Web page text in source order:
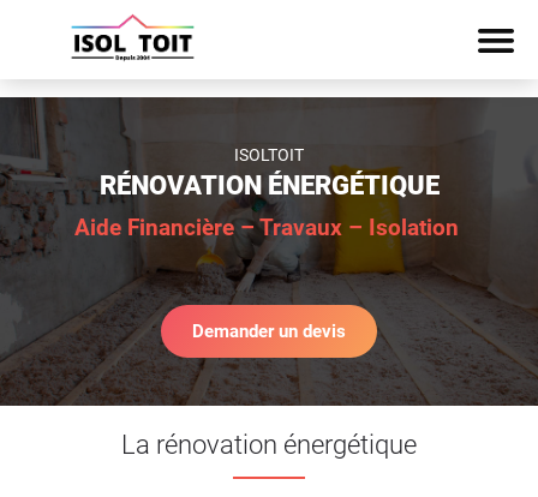
ISOLTOIT
RÉNOVATION ÉNERGÉTIQUE
Aide Financière – Travaux – Isolation
Demander un devis
La rénovation énergétique